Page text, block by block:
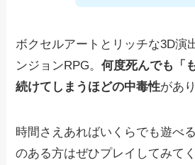
ボクセルアートとリッチな3D演
ンジョンRPG。何度死んでも「
続けてしまうほどの中毒性があ
時間さえあればいくらでも遊べ
のある方はぜひプレイしてみてく